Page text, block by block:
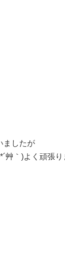
ましたが
艸｀)よく頑張り